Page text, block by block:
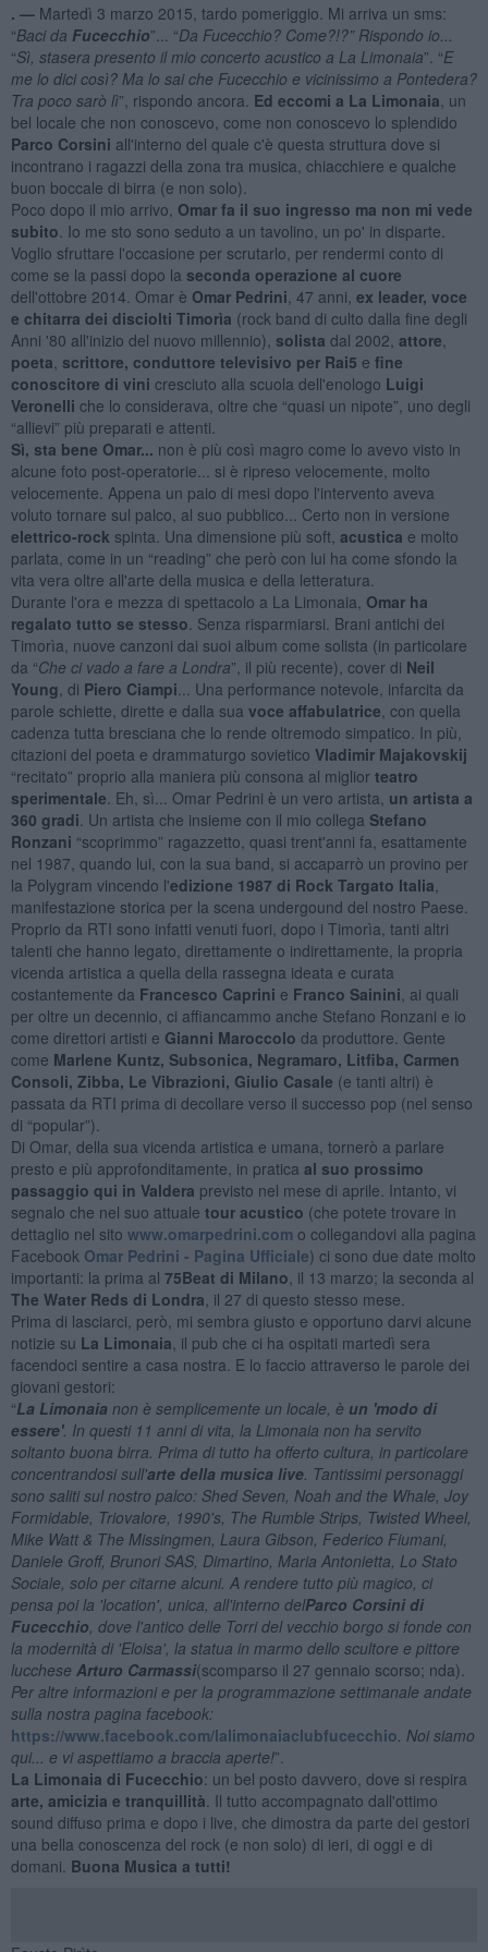
. — Martedì 3 marzo 2015, tardo pomeriggio. Mi arriva un sms:
“Baci da Fucecchio”... “Da Fucecchio? Come?!?” Rispondo io...
“Sì, stasera presento il mio concerto acustico a La Limonaia”. “E
me lo dici così? Ma lo sai che Fucecchio e vicinissimo a Pontedera?
Tra poco sarò lì”, rispondo ancora. Ed eccomi a La Limonaia , un
bel locale che non conoscevo, come non conoscevo lo splendido
Parco Corsini all'interno del quale c'è questa struttura dove si
incontrano i ragazzi della zona tra musica, chiacchiere e qualche
buon boccale di birra (e non solo).
Poco dopo il mio arrivo, Omar fa il suo ingresso ma non mi vede
subito . Io me sto sono seduto a un tavolino, un po' in disparte.
Voglio sfruttare l'occasione per scrutarlo, per rendermi conto di
come se la passi dopo la seconda operazione al cuore
dell'ottobre 2014. Omar è Omar Pedrini , 47 anni, ex leader, voce
e chitarra dei disciolti Timorìa (rock band di culto dalla fine degli
Anni '80 all'inizio del nuovo millennio), solista dal 2002, attore
poeta scrittore, conduttore televisivo per Rai5 e fine
conoscitore di vini cresciuto alla scuola dell'enologo Luigi
Veronelli che lo considerava, oltre che “quasi un nipote”, uno degli
“allievi” più preparati e attenti.
Sì, sta bene Omar... non è più così magro come lo avevo visto in
alcune foto post-operatorie... si è ripreso velocemente, molto
velocemente. Appena un paio di mesi dopo l'intervento aveva
voluto tornare sul palco, al suo pubblico... Certo non in versione
elettrico-rock spinta. Una dimensione più soft, acustica e molto
parlata, come in un “reading” che però con lui ha come sfondo la
vita vera oltre all'arte della musica e della letteratura.
Durante l'ora e mezza di spettacolo a La Limonaia, Omar ha
regalato tutto se stesso . Senza risparmiarsi. Brani antichi dei
Timorìa, nuove canzoni dai suoi album come solista (in particolare
da “Che ci vado a fare a Londra”, il più recente), cover di Neil
Young , di Piero Ciampi ... Una performance notevole, infarcita da
parole schiette, dirette e dalla sua voce affabulatrice , con quella
cadenza tutta bresciana che lo rende oltremodo simpatico. In più,
citazioni del poeta e drammaturgo sovietico Vladimir Majakovskij
“recitato” proprio alla maniera più consona al miglior teatro
sperimentale . Eh, sì... Omar Pedrini è un vero artista, un artista a
360 gradi . Un artista che insieme con il mio collega Stefano
Ronzani “scoprimmo” ragazzetto, quasi trent'anni fa, esattamente
nel 1987, quando lui, con la sua band, si accaparrò un provino per
la Polygram vincendo l'edizione 1987 di Rock Targato Italia
manifestazione storica per la scena undergound del nostro Paese.
Proprio da RTI sono infatti venuti fuori, dopo i Timorìa, tanti altri
talenti che hanno legato, direttamente o indirettamente, la propria
vicenda artistica a quella della rassegna ideata e curata
costantemente da Francesco Caprini e Franco Sainini , ai quali
per oltre un decennio, ci affiancammo anche Stefano Ronzani e io
come direttori artisti e Gianni Maroccolo da produttore. Gente
come Marlene Kuntz, Subsonica, Negramaro, Litfiba, Carmen
Consoli, Zibba, Le Vibrazioni, Giulio Casale (e tanti altri) è
passata da RTI prima di decollare verso il successo pop (nel senso
di “popular”).
Di Omar, della sua vicenda artistica e umana, tornerò a parlare
presto e più approfonditamente, in pratica al suo prossimo
passaggio qui in Valdera previsto nel mese di aprile. Intanto, vi
segnalo che nel suo attuale tour acustico (che potete trovare in
dettaglio nel sito www.omarpedrini.com o collegandovi alla pagina
Facebook Omar Pedrini - Pagina Ufficiale) ci sono due date molto
importanti: la prima al 75Beat di Milano , il 13 marzo; la seconda al
The Water Reds di Londra , il 27 di questo stesso mese.
Prima di lasciarci, però, mi sembra giusto e opportuno darvi alcune
notizie su La Limonaia , il pub che ci ha ospitati martedì sera
facendoci sentire a casa nostra. E lo faccio attraverso le parole dei
giovani gestori:
“La Limonaianon è semplicemente un locale, è un 'modo di
essere'. In questi 11 anni di vita, la Limonaia non ha servito
soltanto buona birra. Prima di tutto ha offerto cultura, in particolare
concentrandosi sull'arte della musica live. Tantissimi personaggi
sono saliti sul nostro palco: Shed Seven, Noah and the Whale, Joy
Formidable, Triovalore, 1990's, The Rumble Strips, Twisted Wheel,
Mike Watt & The Missingmen, Laura Gibson, Federico Fiumani,
Daniele Groff, Brunori SAS, Dimartino, Maria Antonietta, Lo Stato
Sociale, solo per citarne alcuni. A rendere tutto più magico, ci
pensa poi la 'location', unica, all'interno delParco Corsini di
Fucecchio , dove l'antico delle Torri del vecchio borgo si fonde con
la modernità di 'Eloisa', la statua in marmo dello scultore e pittore
lucchese Arturo Carmassi(scomparso il 27 gennaio scorso; nda).
Per altre informazioni e per la programmazione settimanale andate
sulla nostra pagina facebook:
https://www.facebook.com/lalimonaiaclubfucecchio . Noi siamo
qui... e vi aspettiamo a braccia aperte!”.
La Limonaia di Fucecchio: un bel posto davvero, dove si respira
arte, amicizia e tranquillità . Il tutto accompagnato dall'ottimo
sound diffuso prima e dopo i live, che dimostra da parte dei gestori
una bella conoscenza del rock (e non solo) di ieri, di oggi e di
domani. Buona Musica a tutti!